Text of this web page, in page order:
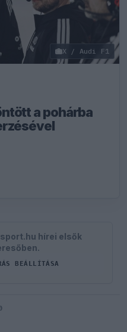
X / Audi F1
a pohárba
hírei elsők
BEÁLLÍTÁSA